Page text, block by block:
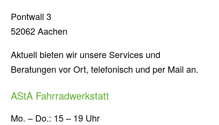
Pontwall 3
52062 Aachen
Aktuell bieten wir unsere Services und
Beratungen vor Ort, telefonisch und per Mail an.
AStA Fahrradwerkstatt
Mo. – Do.: 15 – 19 Uhr